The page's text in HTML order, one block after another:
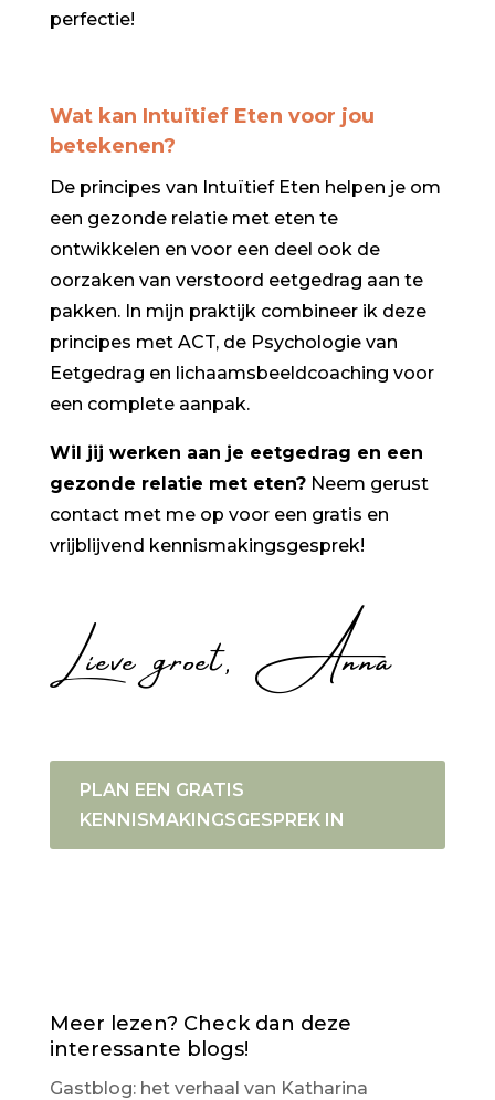
perfectie!
Wat kan Intuïtief Eten voor jou
betekenen?
De principes van Intuïtief Eten helpen je om
een gezonde relatie met eten te
ontwikkelen en voor een deel ook de
oorzaken van verstoord eetgedrag aan te
pakken. In mijn praktijk combineer ik deze
principes met ACT, de Psychologie van
Eetgedrag en lichaamsbeeldcoaching voor
een complete aanpak.
Wil jij werken aan je eetgedrag en een
gezonde relatie met eten?Neem gerust
contact met me op voor een gratis en
vrijblijvend kennismakingsgesprek!
Lieve groet, Anna
PLAN EEN GRATIS
KENNISMAKINGSGESPREK IN
Meer lezen? Check dan deze
interessante blogs!
Gastblog: het verhaal van Katharina